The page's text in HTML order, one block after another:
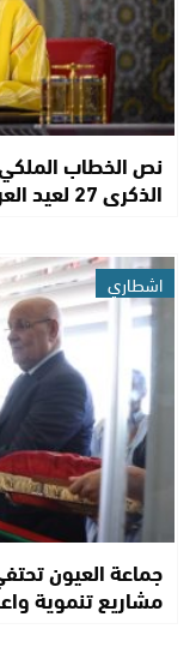
نص الخطاب
الذكرى 27 لعيد العرش المجيد
اشطاري
جماعة العيون
مشاريع تنموية